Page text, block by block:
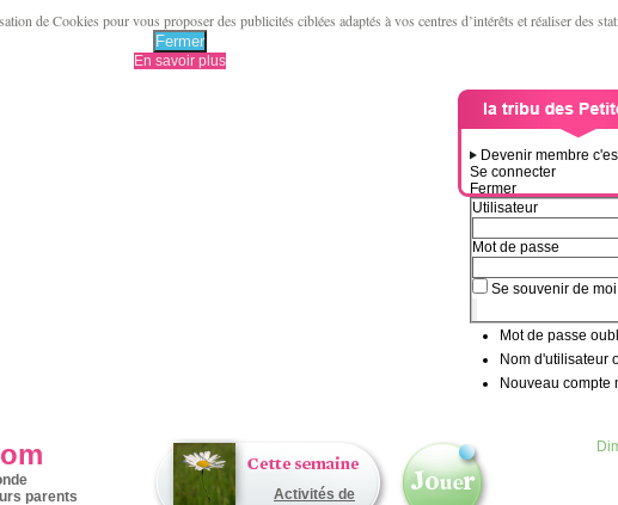
de Cookies pour vous proposer des publicités ciblées adaptés à vos centres d’intérêts et réaliser des
Fermer
En savoir plus
Devenir membre
Se connecter
Fermer
Utilisateur
Mot de passe
Se souvenir de moi
Mot de passe
Nom d'utilisateur
Nouveau compte
parents
Activités de